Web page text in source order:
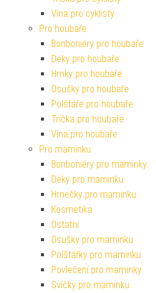
Vína pro cyklisty
Pro houbaře
Bonboniéry pro houbaře
Deky pro houbaře
Hrnky pro houbaře
Osušky pro houbaře
Polštáře pro houbaře
Trička pro houbaře
Vína pro houbaře
Pro maminku
Bonboniéry pro maminky
Deky pro maminku
Hrnečky pro maminku
Kosmetika
Ostatní
Osušky pro maminku
Polštářky pro maminku
Povlečení pro maminky
Svíčky pro maminku